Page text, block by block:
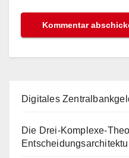
Digitales
Die Drei-Komplexe-